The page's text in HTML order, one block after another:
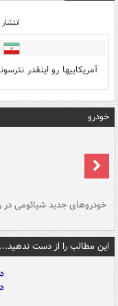
انتشار
آمریکاییها رو اینقدر
خودرو
خودروهای جدید شیائومی در
این مطالب را از دست